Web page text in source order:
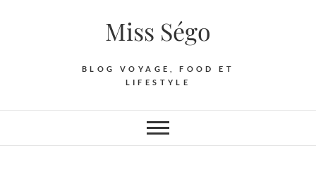
Miss Ségo
BLOG VOYAGE, FOOD ET
LIFESTYLE